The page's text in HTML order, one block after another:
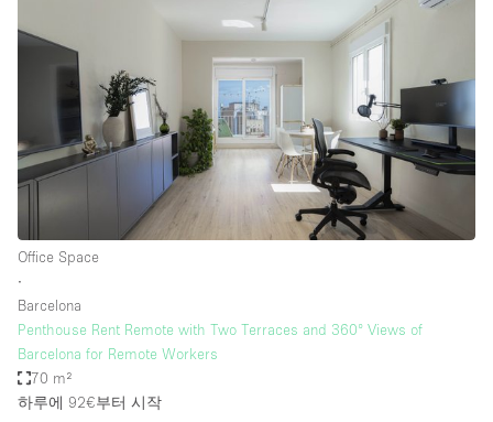
Office Space
∙
Barcelona
Penthouse Rent Remote with Two Terraces and 360º Views of
Barcelona for Remote Workers
70 m²
하루에 92€부터 시작